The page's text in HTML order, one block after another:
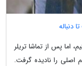
2 هیجانزده هستیم، اما پس از تماشا تریلر
اصلی را نادیده گرفت.